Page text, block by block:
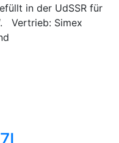
in der UdSSR für
Vertrieb: Simex